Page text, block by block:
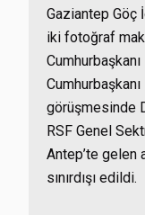
Gaziantep Göç
iki fotoğraf
Cumhurbaşkanı
görüşmesinde
RSF Genel
Antep’te gelen
sınırdışı edildi.